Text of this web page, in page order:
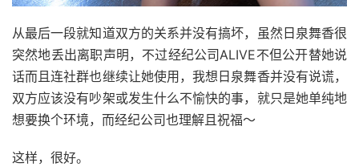
从最后一段就知道双方的关系并没有搞坏，虽然日泉舞香很
突然地丢出离职声明，不过经纪公司ALIVE不但公开替她说
话而且连社群也继续让她使用，我想日泉舞香并没有说谎，
双方应该没有吵架或发生什么不愉快的事，就只是她单纯地
想要换个环境，而经纪公司也理解且祝福～
这样，很好。